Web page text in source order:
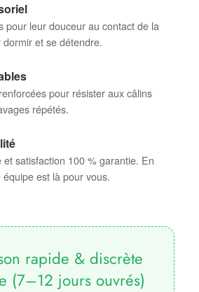
pour leur douceur au contact de la
et se détendre.
pour résister aux câlins
répétés.
et satisfaction 100 % garantie. En
est là pour vous.
rapide & discrète
(7–12 jours ouvrés)